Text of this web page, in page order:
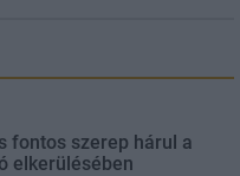
fontos szerep hárul a
elkerülésében